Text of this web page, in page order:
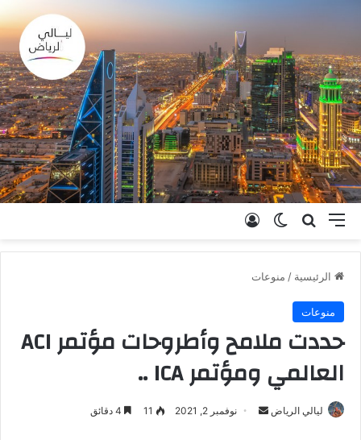
القائمة بحث عنالوضع المظلم
الرئيسية / منوعات
منوعات
حددت ملامح وأطروحات مؤتمر ACI
العالمي ومؤتمر ICA ..
ليالي الرياض نوفمبر 2, 2021 11